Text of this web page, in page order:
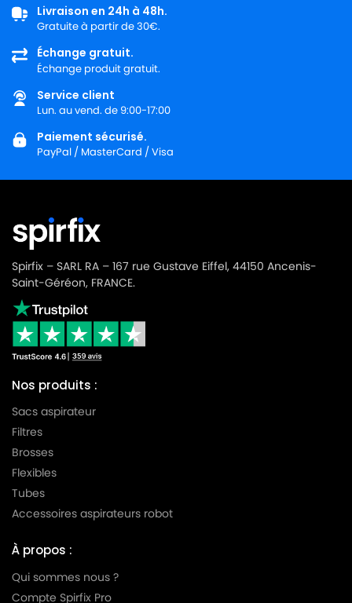
Livraison en 24h à 48h.
Gratuite à partir de 30€.
Échange gratuit.
Échange produit gratuit.
Service client
Lun. au vend. de 9:00-17:00
Paiement sécurisé.
PayPal / MasterCard / Visa
Spirfix – SARL RA – 167 rue Gustave Eiffel, 44150 Ancenis-
Saint-Géréon, FRANCE.
Nos produits :
Sacs aspirateur
Filtres
Brosses
Flexibles
Tubes
Accessoires aspirateurs robot
À propos :
Qui sommes nous ?
Compte Spirfix Pro